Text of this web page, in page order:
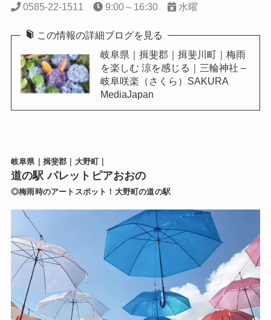
0585-22-1511
9:00～16:30 水曜
この情報の詳細ブログを見る
岐阜県｜揖斐郡｜揖斐川町｜梅雨
を楽しむ 涼を感じる｜三輪神社 –
岐阜咲楽（さくら）SAKURA
MediaJapan
岐阜県｜揖斐郡｜大野町｜
道の駅 パレットピアおおの
◎梅雨時のアートスポット！大野町の道の駅